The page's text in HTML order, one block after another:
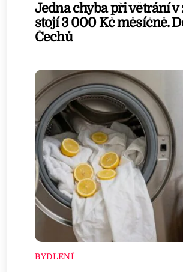
Jedna chyba při větrání v
stojí 3 000 Kč měsíčně.
Čechů
BYDLENÍ